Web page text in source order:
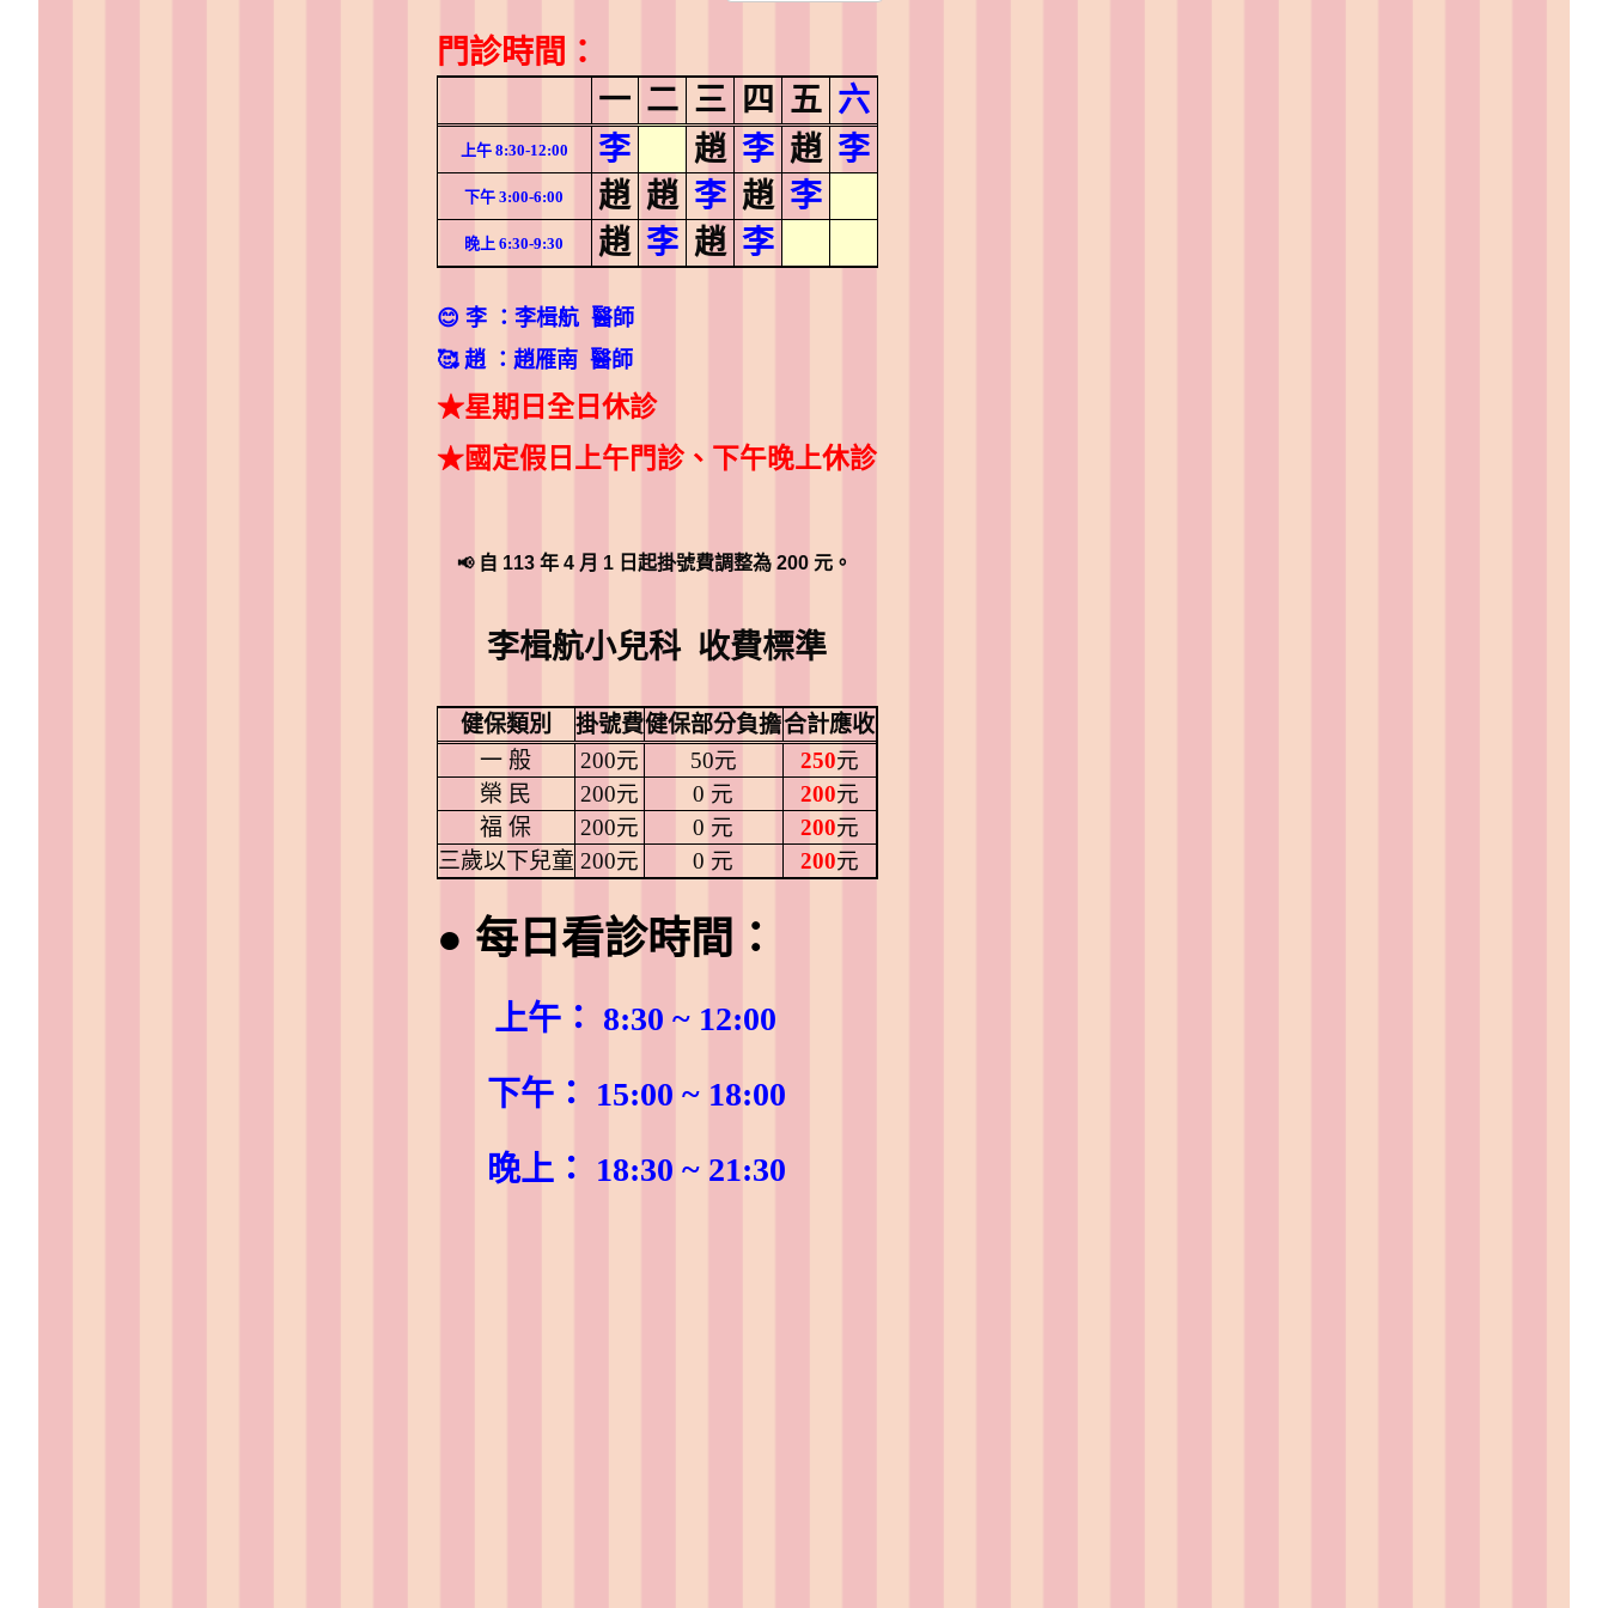
門診時間：
一 二 三 四 五 六
上午8:30-12:00 李 趙 李 趙 李
下午 3:00-6:00 趙 趙 李 趙 李
晚上 6:30-9:30 趙 李 趙 李
😊 李 ：李楫航 醫師
🥰 趙 ：趙雁南 醫師
★星期日全日休診
★國定假日上午門診、下午晚上休診
📢自 113 年 4 月 1 日起掛號費調整為 200 元。
李楫航小兒科 收費標準
健保類別 掛號費健保部分負擔合計應收
一 般
200元 50元 250元
榮 民
200元 0 元 200元
福 保
200元 0 元 200元
三歲以下兒童 200元 0 元 200元
● 每日看診時間：
上午： 8:30 ~ 12:00
下午： 15:00 ~ 18:00
晚上： 18:30 ~ 21:30